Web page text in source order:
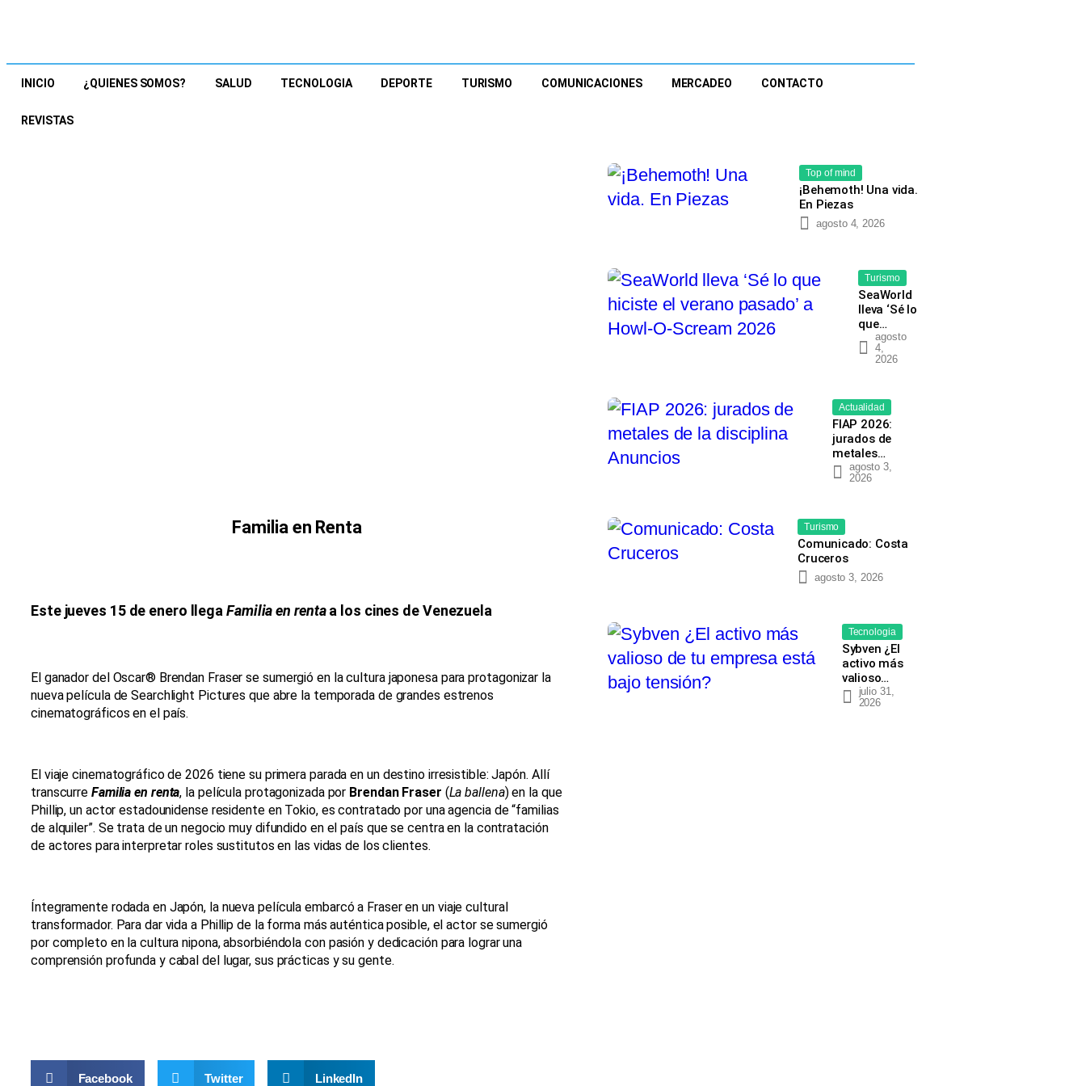
INICIO ¿QUIENES SOMOS? SALUD TECNOLOGIA DEPORTE TURISMO COMUNICACIONES MERCADEO CONTACTO
REVISTAS
Familia en Renta
Este jueves 15 de enero llega Familia en rentaa los cines de Venezuela
El ganador del Oscar® Brendan Fraser se sumergió en la cultura japonesa para protagonizar la
nueva película de Searchlight Pictures que abre la temporada de grandes estrenos
cinematográficos en el país.
El viaje cinematográfico de 2026 tiene su primera parada en un destino irresistible: Japón. Allí
transcurre Familia en renta, la película protagonizada por Brendan Fraser (La ballena) en la que
Phillip, un actor estadounidense residente en Tokio, es contratado por una agencia de “familias
de alquiler”. Se trata de un negocio muy difundido en el país que se centra en la contratación
de actores para interpretar roles sustitutos en las vidas de los clientes.
Íntegramente rodada en Japón, la nueva película embarcó a Fraser en un viaje cultural
transformador. Para dar vida a Phillip de la forma más auténtica posible, el actor se sumergió
por completo en la cultura nipona, absorbiéndola con pasión y dedicación para lograr una
comprensión profunda y cabal del lugar, sus prácticas y su gente.
Facebook Twitter LinkedIn
Top of mind
¡Behemoth! Una vida.
En Piezas
agosto 4, 2026
Turismo
SeaWorld
lleva ‘Sé lo
que…
agosto
4,
2026
Actualidad
FIAP 2026:
jurados de
metales…
agosto 3,
2026
Turismo
Comunicado: Costa
Cruceros
agosto 3, 2026
Tecnologia
Sybven ¿El
activo más
valioso…
julio 31,
2026